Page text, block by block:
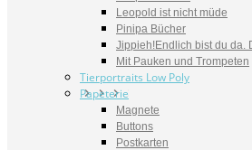
Leopold ist nicht müde
Pinipa Bücher
Jippieh!Endlich bist du da.
Mit Pauken und Trompeten
Tierportraits Low Poly
Papeterie
Magnete
Buttons
Postkarten